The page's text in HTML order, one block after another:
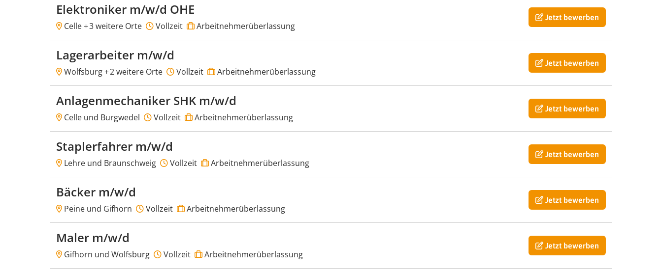
Elektroniker m/w/d OHE
Celle +3 weitere Orte Vollzeit Arbeitnehmerüberlassung
Jetzt bewerben
Lagerarbeiter m/w/d
Wolfsburg +2 weitere Orte Vollzeit Arbeitnehmerüberlassung
Jetzt bewerben
Anlagenmechaniker SHK m/w/d
Celle und Burgwedel Vollzeit Arbeitnehmerüberlassung
Jetzt bewerben
Staplerfahrer m/w/d
Lehre und Braunschweig Vollzeit Arbeitnehmerüberlassung
Jetzt bewerben
Bäcker m/w/d
Peine und Gifhorn Vollzeit Arbeitnehmerüberlassung
Jetzt bewerben
Maler m/w/d
Gifhorn und Wolfsburg Vollzeit Arbeitnehmerüberlassung
Jetzt bewerben